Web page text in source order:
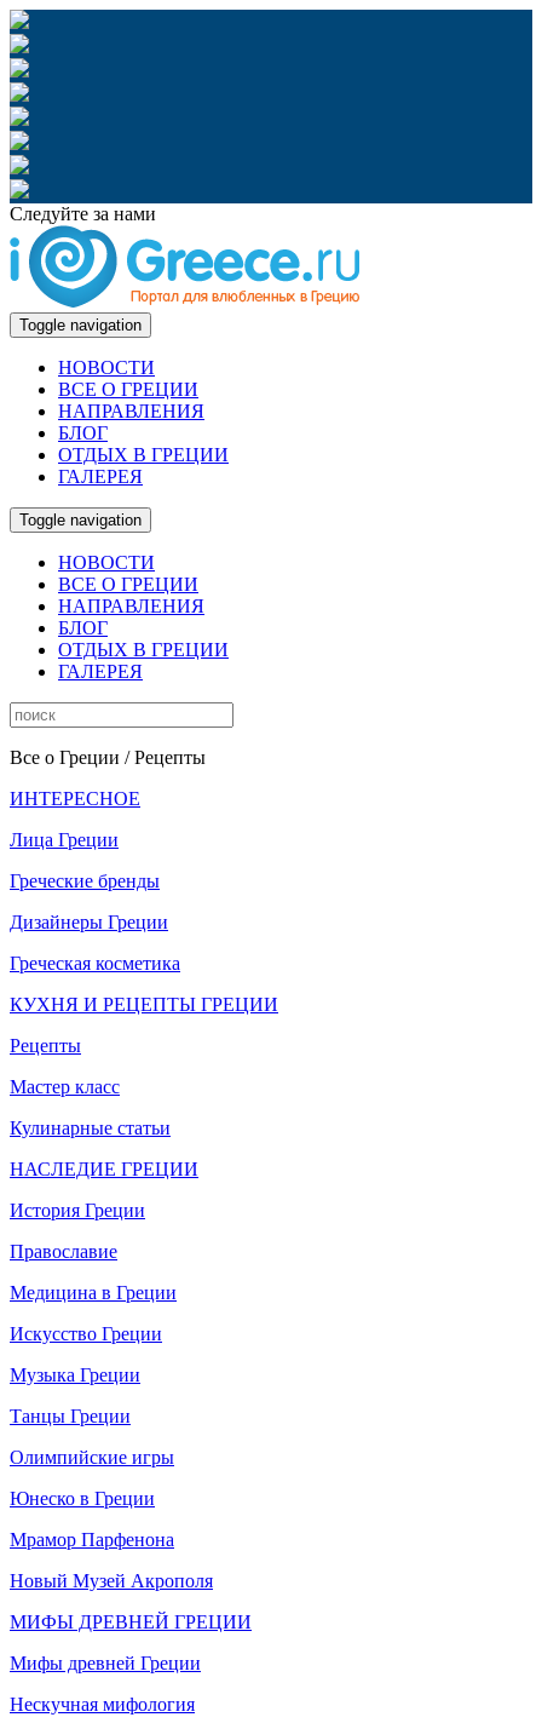
Следуйте за нами
Toggle navigation
НОВОСТИ
ВСЕ О ГРЕЦИИ
НАПРАВЛЕНИЯ
БЛОГ
ОТДЫХ В ГРЕЦИИ
ГАЛЕРЕЯ
Toggle navigation
НОВОСТИ
ВСЕ О ГРЕЦИИ
НАПРАВЛЕНИЯ
БЛОГ
ОТДЫХ В ГРЕЦИИ
ГАЛЕРЕЯ
Все о Греции / Рецепты
ИНТЕРЕСНОЕ
Лица Греции
Греческие бренды
Дизайнеры Греции
Греческая косметика
КУХНЯ И РЕЦЕПТЫ ГРЕЦИИ
Рецепты
Мастер класс
Кулинарные статьи
НАСЛЕДИЕ ГРЕЦИИ
История Греции
Православие
Медицина в Греции
Искусство Греции
Музыка Греции
Танцы Греции
Олимпийские игры
Юнеско в Греции
Мрамор Парфенона
Новый Музей Акрополя
МИФЫ ДРЕВНЕЙ ГРЕЦИИ
Мифы древней Греции
Нескучная мифология